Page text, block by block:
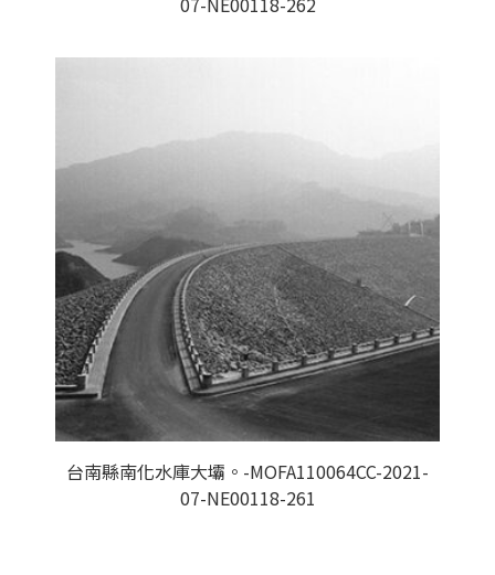
台南縣南化水庫大壩。-MOFA110064CC-2021-
07-NE00118-261